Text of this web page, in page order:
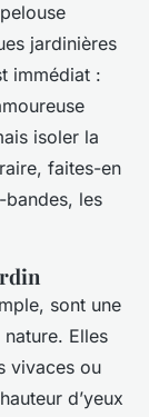
jardinières
immédiat :
isoler la
faites-en
bandes, les
sont une
Elles
vivaces ou
d’yeux